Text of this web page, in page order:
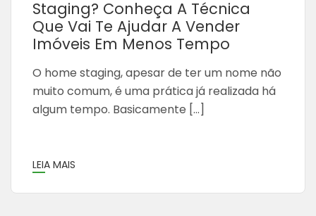
Staging? Conheça A Técnica
Que Vai Te Ajudar A Vender
Imóveis Em Menos Tempo
O home staging, apesar de ter um nome não
muito comum, é uma prática já realizada há
algum tempo. Basicamente […]
LEIA MAIS